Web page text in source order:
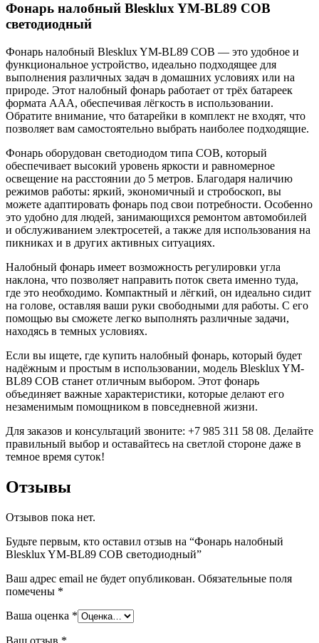
Фонарь налобный Blesklux YM-BL89 COB
светодиодный
Фонарь налобный Blesklux YM-BL89 COB — это удобное и
функциональное устройство, идеально подходящее для
выполнения различных задач в домашних условиях или на
природе. Этот налобный фонарь работает от трёх батареек
формата AAA, обеспечивая лёгкость в использовании.
Обратите внимание, что батарейки в комплект не входят, что
позволяет вам самостоятельно выбрать наиболее подходящие.
Фонарь оборудован светодиодом типа COB, который
обеспечивает высокий уровень яркости и равномерное
освещение на расстоянии до 5 метров. Благодаря наличию
режимов работы: яркий, экономичный и стробоскоп, вы
можете адаптировать фонарь под свои потребности. Особенно
это удобно для людей, занимающихся ремонтом автомобилей
и обслуживанием электросетей, а также для использования на
пикниках и в других активных ситуациях.
Налобный фонарь имеет возможность регулировки угла
наклона, что позволяет направить поток света именно туда,
где это необходимо. Компактный и лёгкий, он идеально сидит
на голове, оставляя ваши руки свободными для работы. С его
помощью вы сможете легко выполнять различные задачи,
находясь в темных условиях.
Если вы ищете, где купить налобный фонарь, который будет
надёжным и простым в использовании, модель Blesklux YM-
BL89 COB станет отличным выбором. Этот фонарь
объединяет важные характеристики, которые делают его
незаменимым помощником в повседневной жизни.
Для заказов и консультаций звоните: +7 985 311 58 08. Делайте
правильный выбор и оставайтесь на светлой стороне даже в
темное время суток!
Отзывы
Отзывов пока нет.
Будьте первым, кто оставил отзыв на “Фонарь налобный
Blesklux YM-BL89 COB светодиодный”
Ваш адрес email не будет опубликован. Обязательные поля
помечены *
Ваша оценка *
Ваш отзыв *